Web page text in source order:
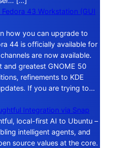
43 Workstation (GUI
how you can upgrade to
44 is officially available for
are now available.
and greatest GNOME 50
refinements to KDE
If you are trying to…
Integration via Snap
local-first AI to Ubuntu –
intelligent agents, and
source values at the core.